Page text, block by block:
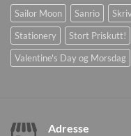
Sailor Moon
Sanrio
Stationery
Stort Priskutt!
Valentine's Day og Morsdag
Adresse